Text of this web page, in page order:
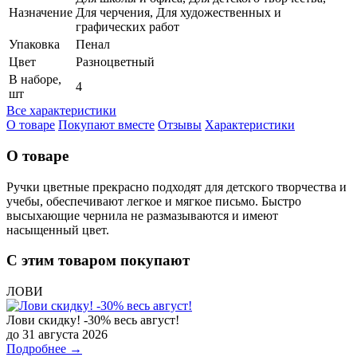
Назначение Для черчения, Для художественных и
графических работ
Упаковка
Пенал
Цвет
Разноцветный
В наборе,
шт
4
Все характеристики
О товаре Покупают вместе Отзывы Характеристики
О товаре
Ручки цветные прекрасно подходят для детского творчества и
учебы, обеспечивают легкое и мягкое письмо. Быстро
высыхающие чернила не размазываются и имеют
насыщенный цвет.
С этим товаром покупают
ЛОВИ
Лови скидку! -30% весь август!
до 31 августа 2026
Подробнее →